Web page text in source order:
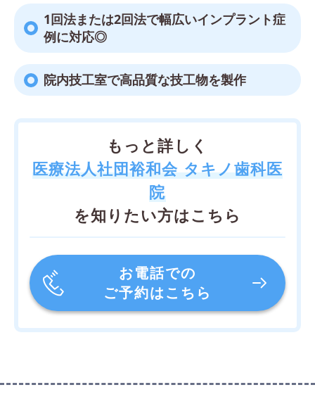
1回法または2回法で幅広いインプラント症
例に対応◎
院内技工室で高品質な技工物を製作
もっと詳しく
医療法人社団裕和会 タキノ歯科医
院
を知りたい方はこちら
お電話での
ご予約はこちら